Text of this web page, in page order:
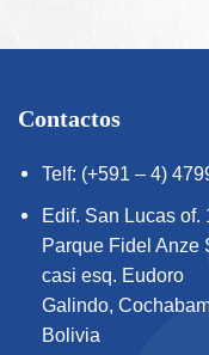
Contactos
Telf: (+591 – 4)
Edif. San Lucas of.
Parque Fidel Anze
casi esq. Eudoro
Galindo,
Bolivia